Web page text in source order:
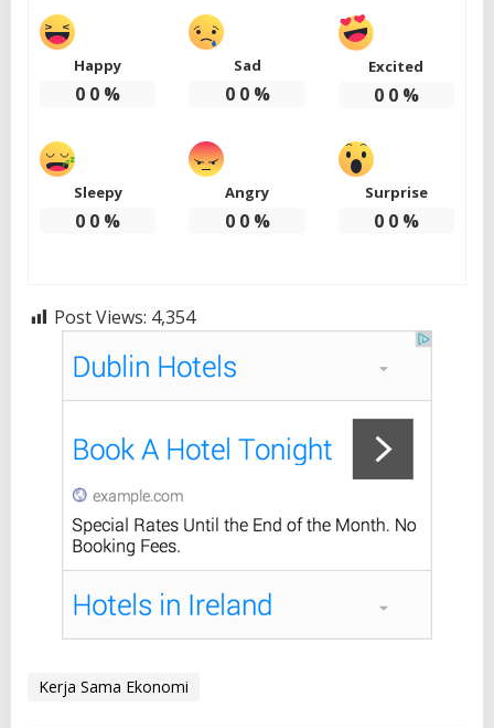
Happy
0 0 %
Sad
0 0%
Excited
0 0%
Sleepy
0 0 %
Angry
0 0%
Surprise
0 0%
Post Views: 4,354
Kerja Sama Ekonomi